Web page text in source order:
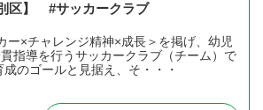
区】 #サッカークラブ
ー×チャレンジ精神×成長＞を掲げ、幼児
指導を行うサッカークラブ（チーム）で
のゴールと見据え、そ・・・